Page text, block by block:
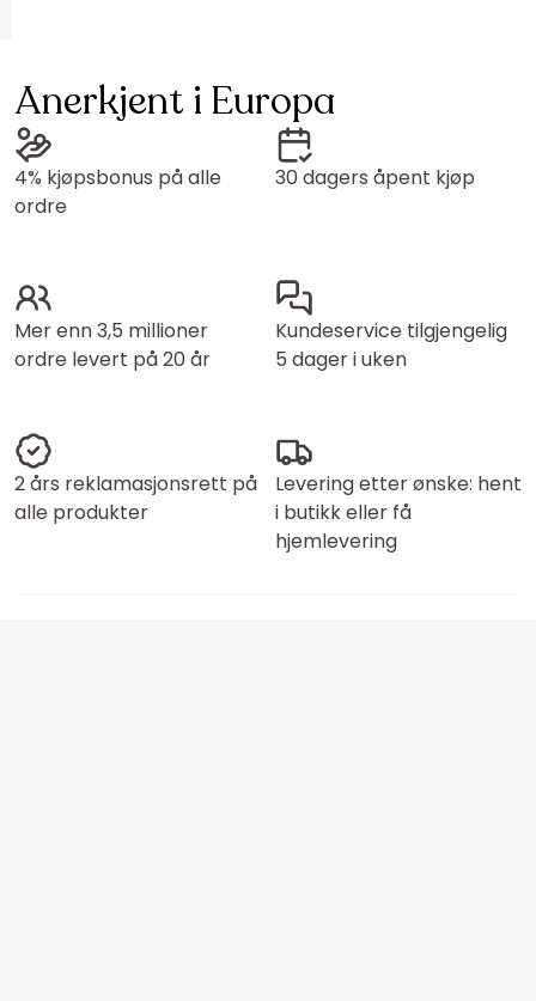
Anerkjent i Europa
4% kjøpsbonus på alle
ordre
30 dagers åpent kjøp
Mer enn 3,5 millioner
ordre levert på 20 år
Kundeservice tilgjengelig
5 dager i uken
2 års reklamasjonsrett på
alle produkter
Levering etter ønske: hent
i butikk eller få
hjemlevering